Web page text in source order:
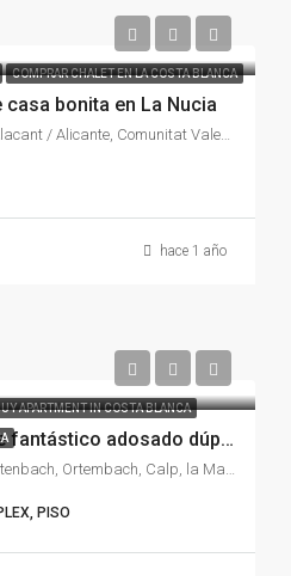
COMPRAR CHALET EN LA COSTA BLANCA
casa bonita en La Nucia
la Nucia, la Marina Baixa, Alacant / Alicante, Comunitat Valenciana, España
hace 1 año
APARTMENT IN COSTA BLANCA
TE19-0043 – Se vende fantástico adosado dúplex en una zona residencial cerrada de Casanova en Calpe
Casanova, Urbanización Ortenbach, Ortembach, Calp, la Marina Alta, Alacant / Alicante, Comunitat Valenciana, 03710, España
PISO